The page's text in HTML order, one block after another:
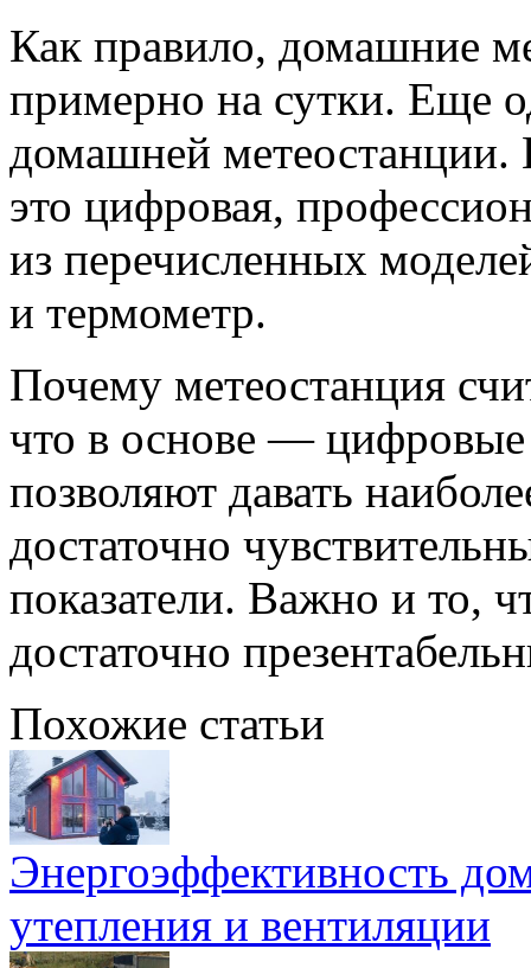
Как правило, домашние
примерно на сутки. Еще
домашней метеостанции.
это цифровая,
из перечисленных
и термометр.
Почему метеостанция
что в основе —
позволяют давать
достаточно
показатели. Важно и то,
достаточно
Похожие статьи
Энергоэффективность
утепления и вентиляции